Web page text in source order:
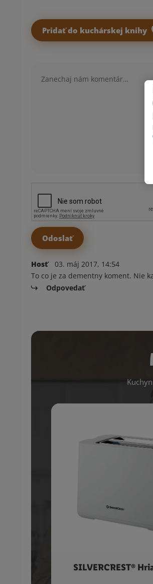
Pridať do kuchárskej knihy
Hosť
03. máj 2017, 14:54
To co je za dementny koment. Nie
Odpovedať
SILVERCREST®